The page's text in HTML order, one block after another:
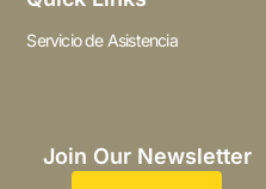
Servicio de Asistencia
Join Our Newsletter